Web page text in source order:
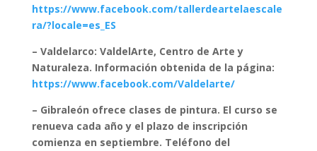
https://www.facebook.com/tallerdeartelaescale
ra/?locale=es_ES
– Valdelarco: ValdelArte, Centro de Arte y
Naturaleza. Información obtenida de la página:
https://www.facebook.com/Valdelarte/
– Gibraleón ofrece clases de pintura. El curso se
renueva cada año y el plazo de inscripción
comienza en septiembre. Teléfono del